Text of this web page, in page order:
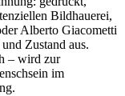
Bildhauerei,
Alberto Giacometti
Zustand aus.
– wird zur
im